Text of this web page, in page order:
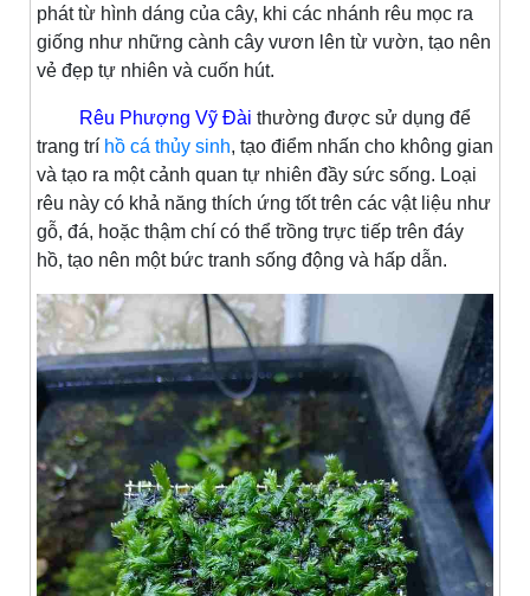
phát từ hình dáng của cây, khi các nhánh rêu mọc ra
giống như những cành cây vươn lên từ vườn, tạo nên
vẻ đẹp tự nhiên và cuốn hút.
Rêu Phượng Vỹ Đài thường được sử dụng để
trang trí hồ cá thủy sinh, tạo điểm nhấn cho không gian
và tạo ra một cảnh quan tự nhiên đầy sức sống. Loại
rêu này có khả năng thích ứng tốt trên các vật liệu như
gỗ, đá, hoặc thậm chí có thể trồng trực tiếp trên đáy
hồ, tạo nên một bức tranh sống động và hấp dẫn.